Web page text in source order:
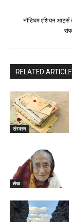
नॉटिंघम एशियन आर्ट्स
RELATED
संस्मरण
लेख